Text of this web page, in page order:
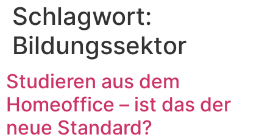
Schlagwort:
Bildungssektor
Studieren aus dem
Homeoffice – ist das der
neue Standard?